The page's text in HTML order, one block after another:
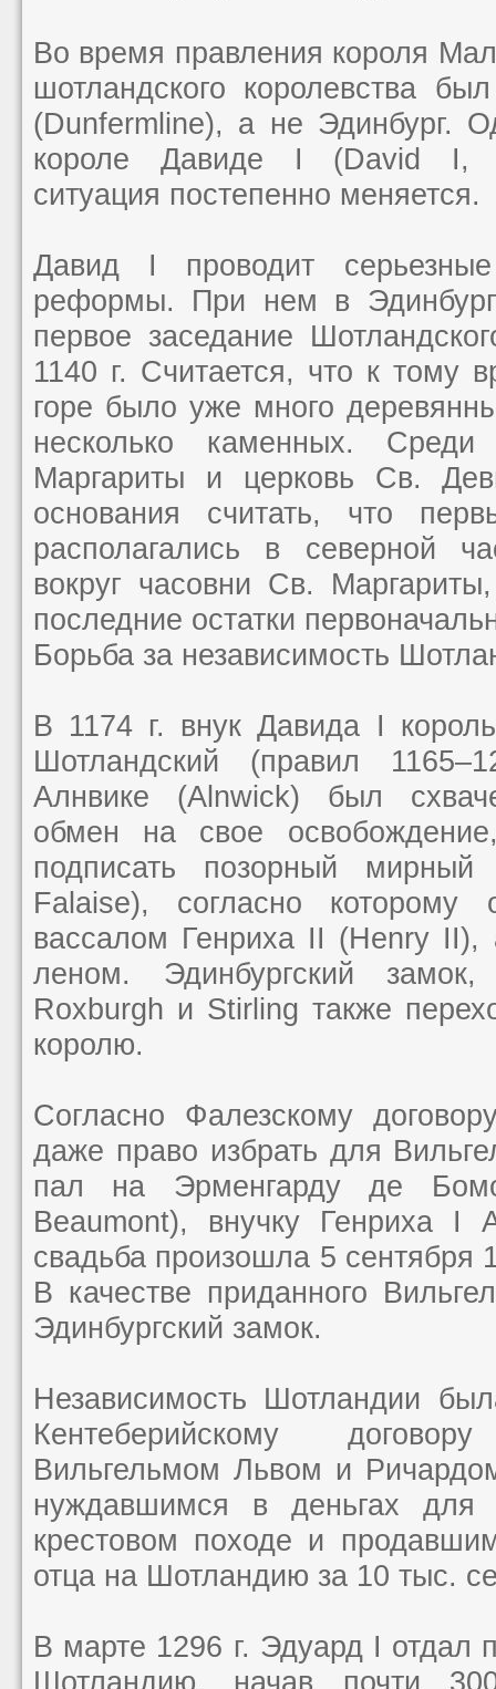
Во время правления короля
шотландского королевства
(Dunfermline), а не Эдинбург.
короле Давиде I (David I,
ситуация постепенно меняется.
Давид I проводит серьезные
реформы. При нем в
первое заседание
1140 г. Считается, что к тому
горе было уже много
несколько каменных.
Маргариты и церковь Св.
основания считать, что
располагались в северной
вокруг часовни Св.
последние остатки
Борьба за независимость
В 1174 г. внук Давида I
Шотландский (правил
Алнвике (Alnwick) был
обмен на свое
подписать позорный
Falaise), согласно которому
вассалом Генриха II (Henry
леном. Эдинбургский
Roxburgh и Stirling также
королю.
Согласно Фалезскому
даже право избрать для
пал на Эрменгарду де
Beaumont), внучку Генриха I
свадьба произошла 5 сентября
В качестве приданного
Эдинбургский замок.
Независимость Шотландии
Кентеберийскому
Вильгельмом Львом и
нуждавшимся в деньгах для
крестовом походе и
отца на Шотландию за 10 тыс.
В марте 1296 г. Эдуард I отдал
Шотландию, начав почти